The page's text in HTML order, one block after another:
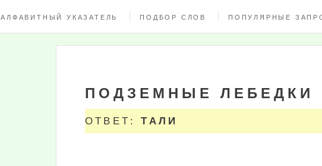
АЛФАВИТНЫЙ УКАЗАТЕЛЬ ПОДБОР СЛОВ ПОПУЛЯРНЫЕ
ПОДЗЕМНЫЕ ЛЕБЕДКИ
ОТВЕТ:ТАЛИ